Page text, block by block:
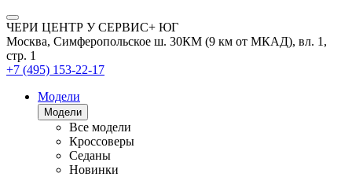
ЧЕРИ ЦЕНТР У СЕРВИС+ ЮГ
Москва, Симферопольское ш. 30КМ (9 км от МКАД), вл. 1,
стр. 1
+7 (495) 153-22-17
Модели
Модели
Все модели
Кроссоверы
Седаны
Новинки